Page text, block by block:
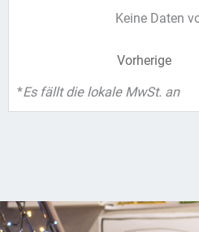
Keine Daten
Vorherige
*Es fällt die lokale MwSt. an